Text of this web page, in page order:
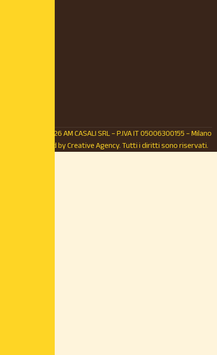
© Copyright 2026 AM CASALI SRL – P.IVA IT 05006300155 – Milano
(MI) – Powered byCreative Agency.Tutti i diritti sono riservati.